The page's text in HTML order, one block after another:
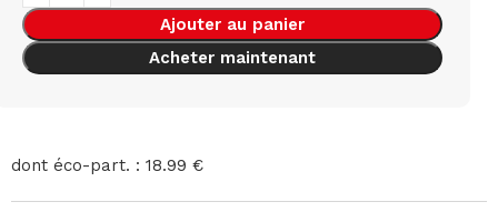
Ajouter au panier
Acheter maintenant
dont éco-part. : 18.99 €